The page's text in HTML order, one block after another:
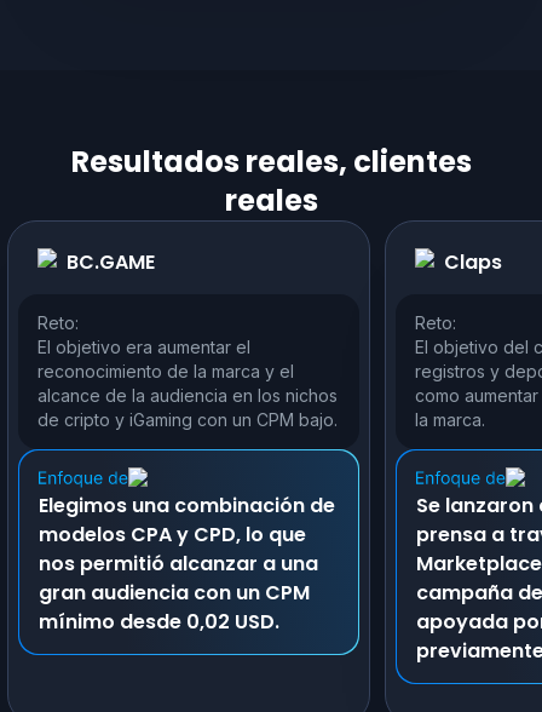
Resultados reales, clientes
reales
BC.GAME
Reto:
El objetivo era aumentar el
reconocimiento de la marca y el
alcance de la audiencia en los nichos
de cripto y iGaming con un CPM bajo.
Elegimos una combinación de
modelos CPA y CPD, lo que
nos permitió alcanzar a una
gran audiencia con un CPM
mínimo desde 0,02 USD.
Claps
Reto:
El objetivo del
registros y
como
la marca.
Se
prensa a
campaña
apoyada